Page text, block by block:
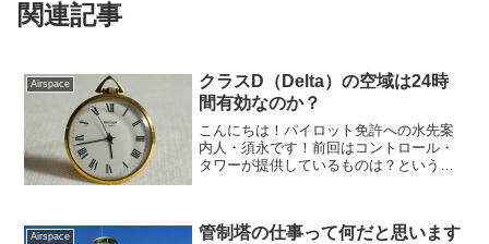
関連記事
Airspace
クラスD（Delta）の空域は24時
間有効なのか？
こんにちは！パイロット免許への水先案
内人・須永です！前回はコントロール・
タワーが提供しているものは？というこ
だけというのは意外だった...
Airspace
管制塔の仕事って何だと思います